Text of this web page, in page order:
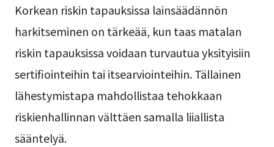
Korkean riskin tapauksissa lainsäädännön
harkitseminen on tärkeää, kun taas matalan
riskin tapauksissa voidaan turvautua yksityisiin
sertifiointeihin tai itsearviointeihin. Tällainen
lähestymistapa mahdollistaa tehokkaan
riskienhallinnan välttäen samalla liiallista
sääntelyä.